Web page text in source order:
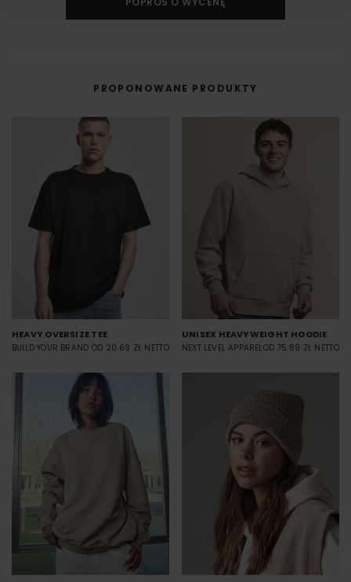
Druk cyfrowy (DTG - Direct to Gourment) to metoda zdobienia,
umożliwiająca na bezpośredni nadruk z pliku cyfrowego na odzieży lub
FILM - https://www.youtube.com/watch?v=hQHB5Np5ooY
PROPONOWANE PRODUKTY
HEAVY OVERSIZE TEE
BUILD YOUR BRAND OD 20.69 ZŁ NETTO
UNISEX HEAVYWEIGHT HOODIE
NEXT LEVEL APPARELOD 75.89 ZŁ NETTO